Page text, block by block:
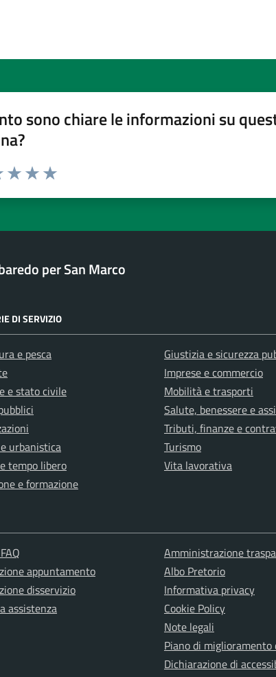
sono chiare le informazioni su
per San Marco
DI SERVIZIO
e pesca
e stato civile
urbanistica
tempo libero
e formazione
Giustizia e sicurezza
Imprese e commercio
Mobilità e trasporti
Salute, benessere e
Tributi, finanze e
Turismo
Vita lavorativa
appuntamento
disservizio
assistenza
Amministrazione
Albo Pretorio
Informativa privacy
Cookie Policy
Note legali
Piano di miglioramento
Dichiarazione di